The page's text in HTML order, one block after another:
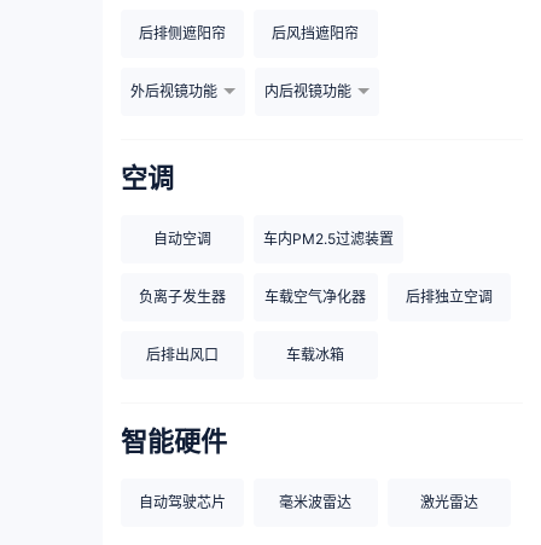
后排侧遮阳帘 后风挡遮阳帘
外后视镜功能 内后视镜功能
空调
自动空调 车内PM2.5过滤装置
负离子发生器 车载空气净化器 后排独立空调
后排出风口 车载冰箱
智能硬件
自动驾驶芯片 毫米波雷达 激光雷达